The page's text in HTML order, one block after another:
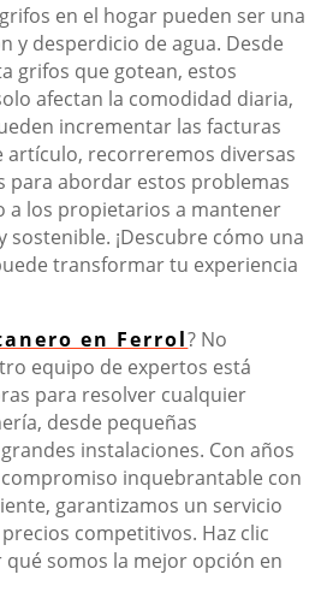
en el hogar pueden ser una
y desperdicio de agua. Desde
grifos que gotean, estos
afectan la comodidad diaria,
incrementar las facturas
artículo, recorreremos diversas
para abordar estos problemas
a los propietarios a mantener
sostenible. ¡Descubre cómo una
transformar tu experiencia
en Ferrol? No
equipo de expertos está
para resolver cualquier
desde pequeñas
instalaciones. Con años
inquebrantable con
garantizamos un servicio
competitivos. Haz clic
somos la mejor opción en